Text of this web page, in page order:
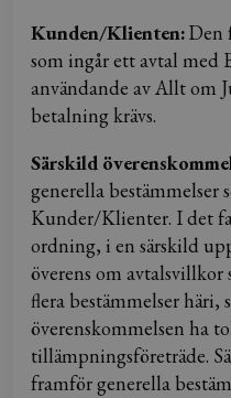
Kunden/Klienten:Den
som ingår ett avtal med
användande av Allt om
betalning krävs.
Särskild
generella bestämmelser
Kunder/Klienter. I det
ordning, i en särskild
överens om
flera bestämmelser häri,
överenskommelsen ha
tillämpningsföreträde.
framför generella